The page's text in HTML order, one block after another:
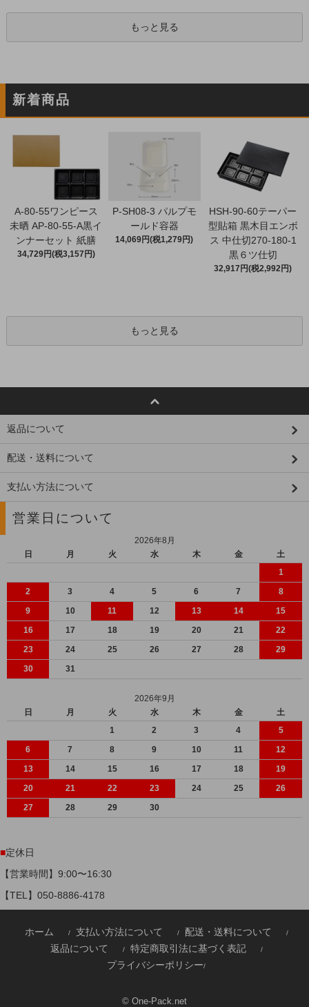
もっと見る
新着商品
A-80-55ワンピース
未晒 AP-80-55-A黒イ
ンナーセット 紙膳
34,729円(税3,157円)
P-SH08-3 パルプモ
ールド容器
14,069円(税1,279円)
HSH-90-60テーパー
型貼箱 黒木目エンボ
ス 中仕切270-180-1
黒６ツ仕切
32,917円(税2,992円)
もっと見る
返品について
配送・送料について
支払い方法について
営業日について
2026年8月
日
月 火 水 木 金
土
1
2
3 4 5 6 7
8
9
10 11 12 13 14
15
16
17 18 19 20 21
22
23
24 25 26 27 28
29
30
31
2026年9月
日
月 火 水 木 金
土
1
2 3 4
5
6
7 8 9 10 11
12
13
14 15 16 17 18
19
20
21 22 23 24 25
26
27
28 29 30
■定休日
【営業時間】9:00〜16:30
【TEL】 050-8886-4178
ホーム / 支払い方法について / 配送・送料について /
返品について / 特定商取引法に基づく表記 /
プライバシーポリシー/
© One-Pack.net